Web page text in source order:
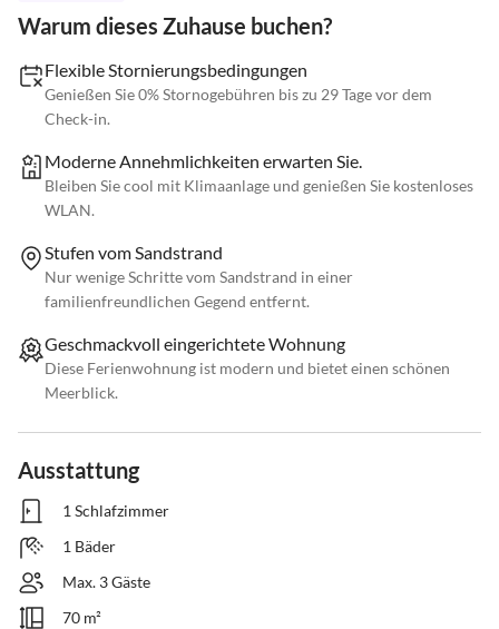
Warum dieses Zuhause buchen?
Flexible Stornierungsbedingungen
Genießen Sie 0% Stornogebühren bis zu 29 Tage vor dem
Check-in.
Moderne Annehmlichkeiten erwarten Sie.
Bleiben Sie cool mit Klimaanlage und genießen Sie kostenloses
WLAN.
Stufen vom Sandstrand
Nur wenige Schritte vom Sandstrand in einer
familienfreundlichen Gegend entfernt.
Geschmackvoll eingerichtete Wohnung
Diese Ferienwohnung ist modern und bietet einen schönen
Meerblick.
Ausstattung
1 Schlafzimmer
1 Bäder
Max. 3 Gäste
70 m²